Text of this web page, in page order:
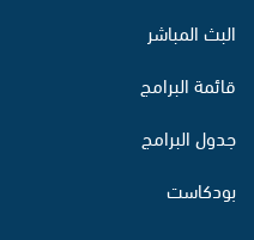
البث المباشر
قائمة البرامج
جدول البرامج
بودكاست